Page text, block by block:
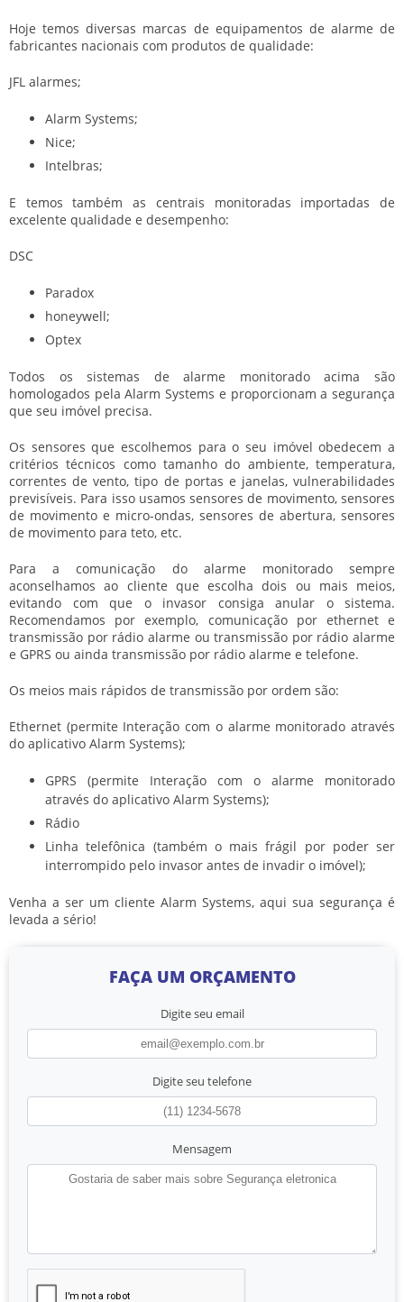
Hoje temos diversas marcas de equipamentos de alarme de
fabricantes nacionais com produtos de qualidade:
JFL alarmes;
Alarm Systems;
Nice;
Intelbras;
E temos também as centrais monitoradas importadas de
excelente qualidade e desempenho:
DSC
Paradox
honeywell;
Optex
Todos os sistemas de alarme monitorado acima são
homologados pela Alarm Systems e proporcionam a segurança
que seu imóvel precisa.
Os sensores que escolhemos para o seu imóvel obedecem a
critérios técnicos como tamanho do ambiente, temperatura,
correntes de vento, tipo de portas e janelas, vulnerabilidades
previsíveis. Para isso usamos sensores de movimento, sensores
de movimento e micro-ondas, sensores de abertura, sensores
de movimento para teto, etc.
Para a comunicação do alarme monitorado sempre
aconselhamos ao cliente que escolha dois ou mais meios,
evitando com que o invasor consiga anular o sistema.
Recomendamos por exemplo, comunicação por ethernet e
transmissão por rádio alarme ou transmissão por rádio alarme
e GPRS ou ainda transmissão por rádio alarme e telefone.
Os meios mais rápidos de transmissão por ordem são:
Ethernet (permite Interação com o alarme monitorado através
do aplicativo Alarm Systems);
GPRS (permite Interação com o alarme monitorado
através do aplicativo Alarm Systems);
Rádio
Linha telefônica (também o mais frágil por poder ser
interrompido pelo invasor antes de invadir o imóvel);
Venha a ser um cliente Alarm Systems, aqui sua segurança é
levada a sério!
FAÇA UM ORÇAMENTO
Digite seu email
Digite seu telefone
Mensagem